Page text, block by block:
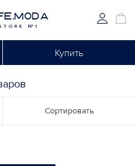
№1
Купить
Сортировать